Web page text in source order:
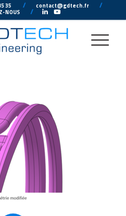
35 //--- contact@gdtech.fr //--
NOUS ---// ---